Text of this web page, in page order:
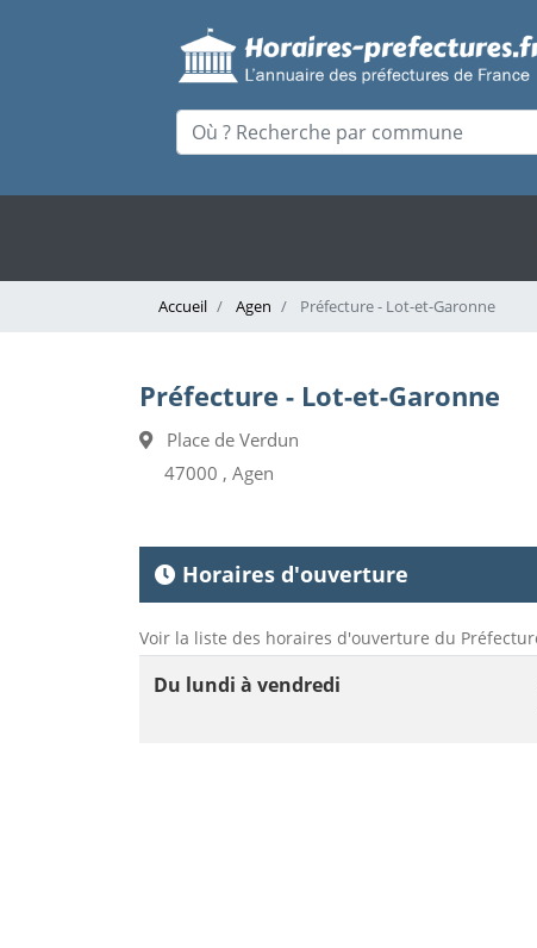
Accueil Agen Préfecture - Lot-et-Garonne
Préfecture - Lot-et-Garonne
Place de Verdun
47000 , Agen
Horaires d'ouverture
Voir la liste des horaires d'ouverture du
Du lundi à vendredi